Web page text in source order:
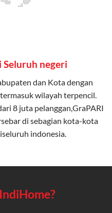
Seluruh negeri
dan Kota dengan
wilayah terpencil.
8 juta pelanggan,GraPARI
di sebagian kota-kota
indonesia.